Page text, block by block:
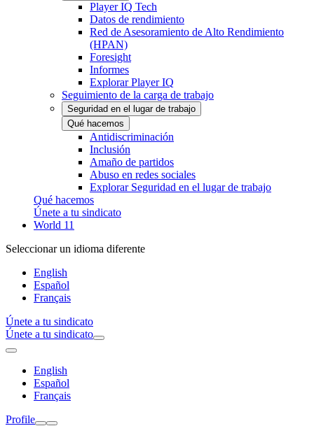
Player IQ Tech
Datos de rendimiento
Red de Asesoramiento de Alto Rendimiento
(HPAN)
Foresight
Informes
Explorar Player IQ
Seguimiento de la carga de trabajo
Seguridad en el lugar de trabajo
Qué hacemos
Antidiscriminación
Inclusión
Amaño de partidos
Abuso en redes sociales
Explorar Seguridad en el lugar de trabajo
Qué hacemos
Únete a tu sindicato
World 11
Seleccionar un idioma diferente
English
Español
Français
Únete a tu sindicato
Únete a tu sindicato
English
Español
Français
Profile